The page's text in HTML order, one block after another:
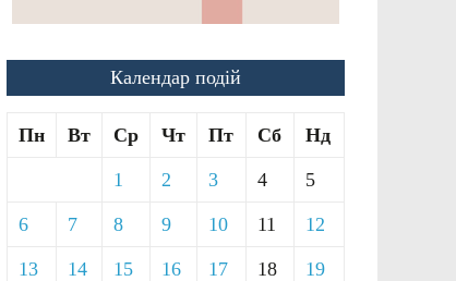
Календар подій
Пн Вт Ср Чт Пт Сб Нд
1 2 3 4 5
6 7 8 9 10 11 12
13 14 15 16 17 18 19